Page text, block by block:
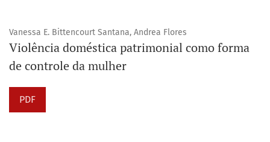
Vanessa E. Bittencourt Santana, Andrea Flores
Violência doméstica patrimonial como forma
de controle da mulher
PDF